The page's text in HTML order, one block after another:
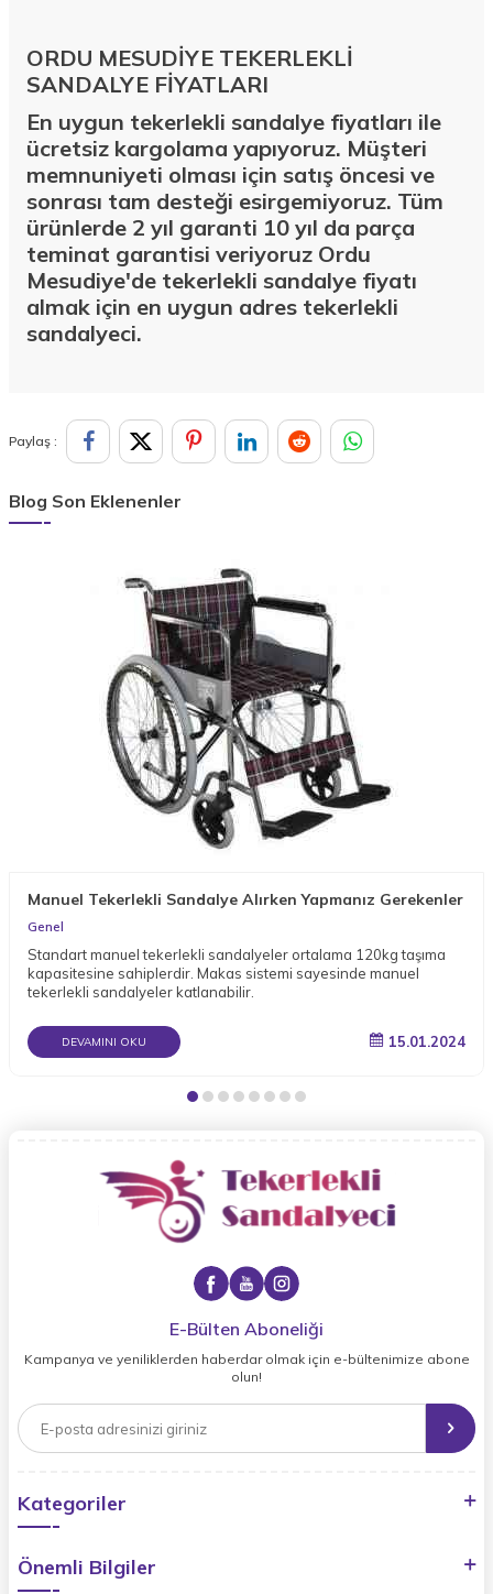
ORDU MESUDİYE TEKERLEKLİ
SANDALYE FİYATLARI
En uygun tekerlekli sandalye fiyatları ile
ücretsiz kargolama yapıyoruz. Müşteri
memnuniyeti olması için satış öncesi ve
sonrası tam desteği esirgemiyoruz. Tüm
ürünlerde 2 yıl garanti 10 yıl da parça
teminat garantisi veriyoruz Ordu
Mesudiye'de tekerlekli sandalye fiyatı
almak için en uygun adres tekerlekli
sandalyeci.
Paylaş :
Blog Son Eklenenler
Manuel Tekerlekli Sandalye Alırken Yapmanız Gerekenler
Genel
Standart manuel tekerlekli sandalyeler ortalama 120kg taşıma
kapasitesine sahiplerdir. Makas sistemi sayesinde manuel
tekerlekli sandalyeler katlanabilir.
DEVAMINI OKU 15.01.2024
E-Bülten Aboneliği
Kampanya ve yeniliklerden haberdar olmak için e-bültenimize abone
olun!
Kategoriler
Önemli Bilgiler